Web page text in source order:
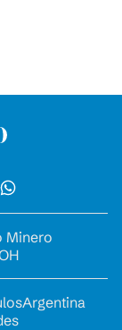
Minero
Argentina